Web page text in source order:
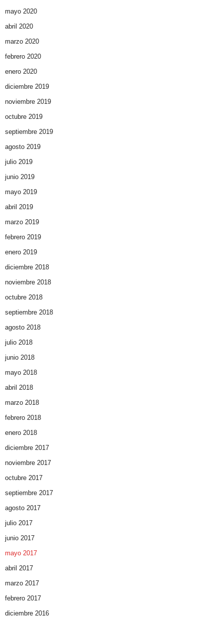
mayo 2020
abril 2020
marzo 2020
febrero 2020
enero 2020
diciembre 2019
noviembre 2019
octubre 2019
septiembre 2019
agosto 2019
julio 2019
junio 2019
mayo 2019
abril 2019
marzo 2019
febrero 2019
enero 2019
diciembre 2018
noviembre 2018
octubre 2018
septiembre 2018
agosto 2018
julio 2018
junio 2018
mayo 2018
abril 2018
marzo 2018
febrero 2018
enero 2018
diciembre 2017
noviembre 2017
octubre 2017
septiembre 2017
agosto 2017
julio 2017
junio 2017
mayo 2017
abril 2017
marzo 2017
febrero 2017
diciembre 2016